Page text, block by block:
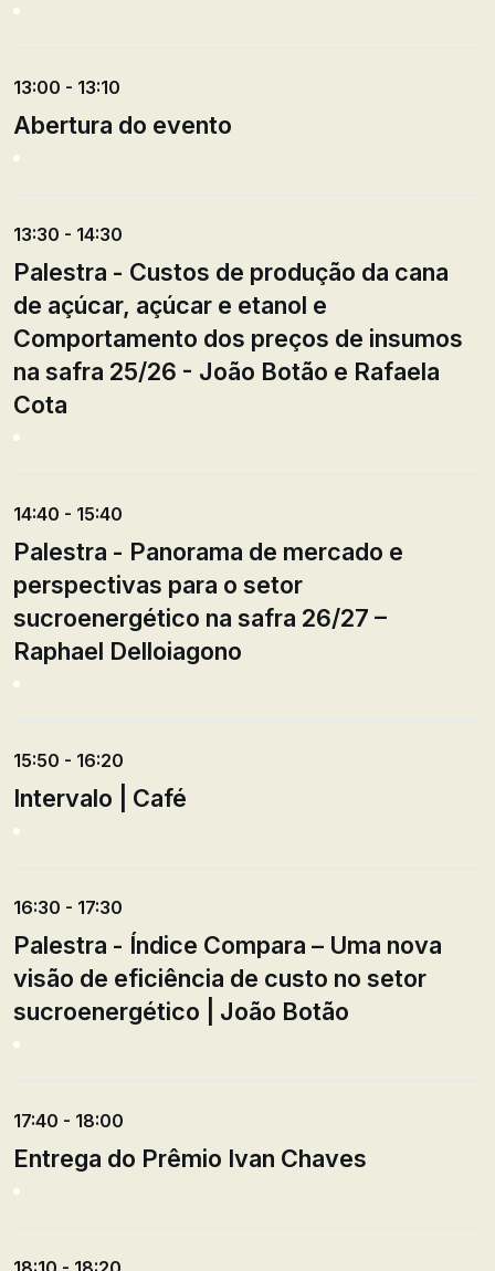
13:00 - 13:10
Abertura do evento
13:30 - 14:30
Palestra - Custos de produção da cana
de açúcar, açúcar e etanol e
Comportamento dos preços de insumos
na safra 25/26 - João Botão e Rafaela
Cota
14:40 - 15:40
Palestra - Panorama de mercado e
perspectivas para o setor
sucroenergético na safra 26/27 –
Raphael Delloiagono
15:50 - 16:20
Intervalo | Café
16:30 - 17:30
Palestra - Índice Compara – Uma nova
visão de eficiência de custo no setor
sucroenergético | João Botão
17:40 - 18:00
Entrega do Prêmio Ivan Chaves